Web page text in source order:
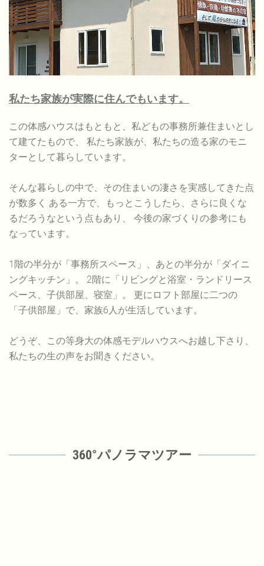
私たち家族が実際に住んでもいます。
この体感ハウスはもともと、私どもの事務所兼住まいとし
て建てたもので、 私たち家族が、私たちの造る家のモニ
ターとして暮らしています。
そんな暮らしの中で、その住まいの凄さを実感してきた点
が数多く ある一方で、もっとこうしたら、さらに良くな
るだろうなという点もあり、 今後の家づくりの参考にも
なっています。
1階の半分が「事務所スペース」、あとの半分が「ダイニ
ングキッチン」。 2階に「リビングと浴室・ランドリース
ペース、子供部屋、寝室」。 更にロフト部屋に二つの
「子供部屋」で、家族6人が生活しています。
どうぞ、この等身大の体感モデルハウスへお越し下さり、
私たちの生の声をお聞きください。
360°パノラマツアー